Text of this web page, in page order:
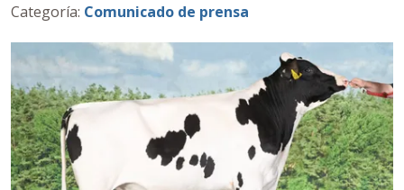
Categoría: Comunicado de prensa